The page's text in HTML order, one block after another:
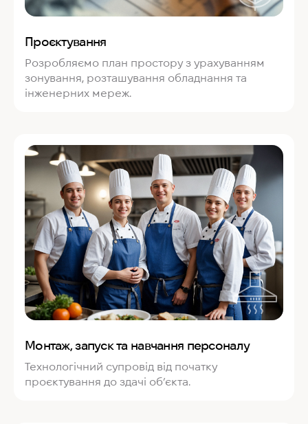
Проєктування
Розробляємо план простору з урахуванням
зонування, розташування обладнання та
інженерних мереж.
Монтаж, запуск та навчання персоналу
Технологічний супровід від початку
проєктування до здачі об’єкта.